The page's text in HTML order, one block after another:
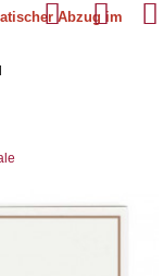
Abzug im